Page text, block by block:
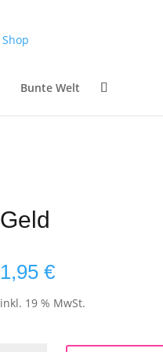
Bunte Welt
Geld
1,95€
inkl. 19 % MwSt.